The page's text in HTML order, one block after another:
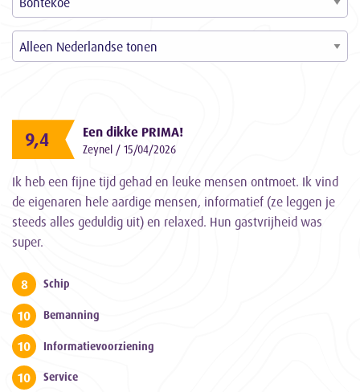
9,4 Een dikke PRIMA!
Zeynel / 15/04/2026
Ik heb een fijne tijd gehad en leuke mensen ontmoet. Ik vind
de eigenaren hele aardige mensen, informatief (ze leggen je
steeds alles geduldig uit) en relaxed. Hun gastvrijheid was
super.
8 Schip
10 Bemanning
10 Informatievoorziening
10 Service